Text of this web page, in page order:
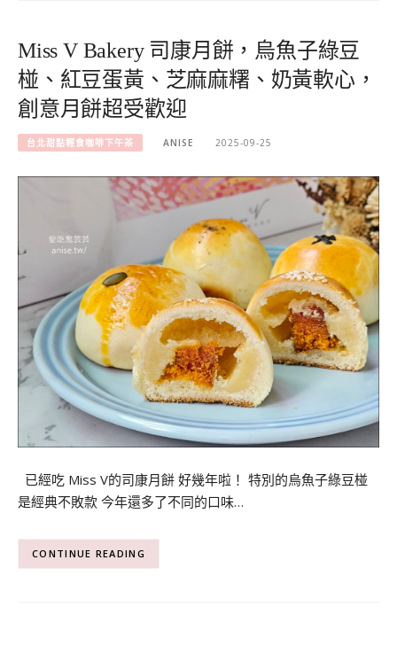
Miss V Bakery 司康月餅，烏魚子綠豆
椪、紅豆蛋黃、芝麻麻糬、奶黃軟心，
創意月餅超受歡迎
台北甜點輕食咖啡下午茶 ANISE 2025-09-25
已經吃 Miss V的司康月餅 好幾年啦！ 特別的烏魚子綠豆椪
是經典不敗款 今年還多了不同的口味…
CONTINUE READING